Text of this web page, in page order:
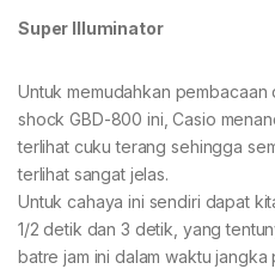
Super Illuminator
Untuk memudahkan
shock GBD-800 ini, Casio
terlihat cuku terang sehingga
terlihat sangat jelas.
Untuk cahaya ini sendiri dapat
1/2 detik dan 3 detik, yang
batre jam ini dalam waktu jangka